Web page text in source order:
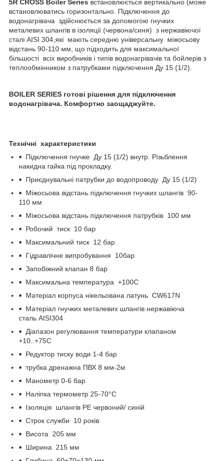
5R CROSS Boiler Series встановлюється вертикально (може
встановлюватись горизонтально. Підключення до
водонагрівача здійснюється за допомогою гнучких
металевих шлангів в ізоляції (червона/синя) з нержавіючої
сталі AISI 304,які мають середню універсальну міжосьову
відстань 90-110 мм, що підходить для максимальної
більшості всіх виробників і типів водонагрівачів та бойлерів з
теплообмінником з патрубками підключення Ду 15 (1/2).
BOILER SERIES готові рішення для підключення
водонагрівача. Комфортно заощаджуйте.
Технічні характеристики
Підключення гнучке Ду 15 (1/2) внутр. Різьблення
накидна гайка під прокладку.
Приєднувальні патрубки до водопроводу Ду 15 (1/2)
Міжосьова відстань підключення гнучких шлангів 90-
110 мм
Міжосьова відстань підключення патрубків 100 мм
Робочий тиск 10 бар
Максимальний тиск 12 бар
Гідравлічне випробування 10бар
Запобіжний клапан 8 бар
Максимальна температура +100С
Матеріал корпуса нікельована латунь CW617N
Матеріал гнучких металевих шлангів нержавіюча
сталь AISI304
Діапазон регулювання температури клапаном
+10..+75С
Редуктор тиску води 1-4 бар
трубка дренажна ПВХ 8 мм-2м
Манометр 0-6 бар
Наліпка термометр 25-70°C
Ізоляція шлангів PE червоний/ синій
Строк служби 10 років
Висота 205 мм
Ширина 215 мм